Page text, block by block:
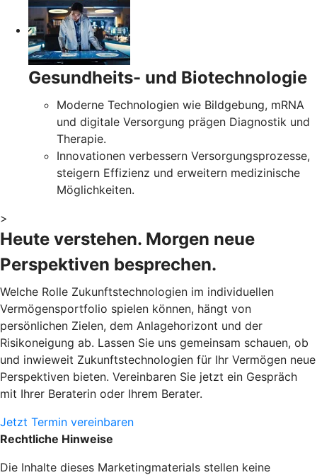
Gesundheits- und Biotechnologie
Moderne Technologien wie Bildgebung, mRNA
und digitale Versorgung prägen Diagnostik und
Therapie.
Innovationen verbessern Versorgungsprozesse,
steigern Effizienz und erweitern medizinische
Möglichkeiten.
>
Heute verstehen. Morgen neue
Perspektiven besprechen.
Welche Rolle Zukunftstechnologien im individuellen
Vermögensportfolio spielen können, hängt von
persönlichen Zielen, dem Anlagehorizont und der
Risikoneigung ab. Lassen Sie uns gemeinsam schauen, ob
und inwieweit Zukunftstechnologien für Ihr Vermögen neue
Perspektiven bieten. Vereinbaren Sie jetzt ein Gespräch
mit Ihrer Beraterin oder Ihrem Berater.
Jetzt Termin vereinbaren
Rechtliche Hinweise
Die Inhalte dieses Marketingmaterials stellen keine